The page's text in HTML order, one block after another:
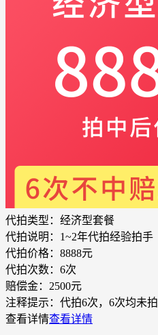
代拍类型： 经济型套餐
代拍说明： 1~2年代拍经验拍手
代拍价格： 8888元
代拍次数： 6次
赔偿金： 2500元
注释提示： 代拍6次，6次均未
查看详情查看详情